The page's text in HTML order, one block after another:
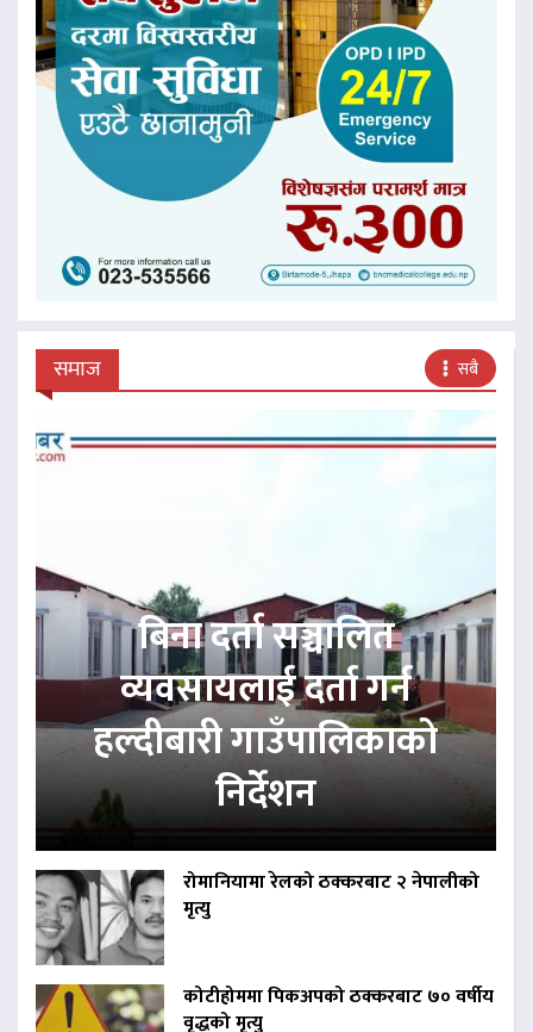
समाज सबै
बिना दर्ता सञ्चालित
व्यवसायलाई दर्ता गर्न
हल्दीबारी गाउँपालिकाको
निर्देशन
रोमानियामा रेलको ठक्करबाट २ नेपालीको
मृत्यु
कोटीहोममा पिकअपको ठक्करबाट ७० वर्षीय
वृद्धको मृत्यु